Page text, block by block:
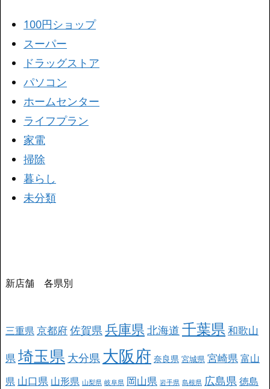
100円ショップ
スーパー
ドラッグストア
パソコン
ホームセンター
ライフプラン
家電
掃除
暮らし
未分類
新店舗 各県別
三重県京都府佐賀県兵庫県北海道 千葉県和歌山
県埼玉県 大分県 大阪府 奈良県 宮城県 宮崎県富山
県 山口県 山形県 山梨県 岐阜県 岡山県 岩手県 島根県 広島県徳島